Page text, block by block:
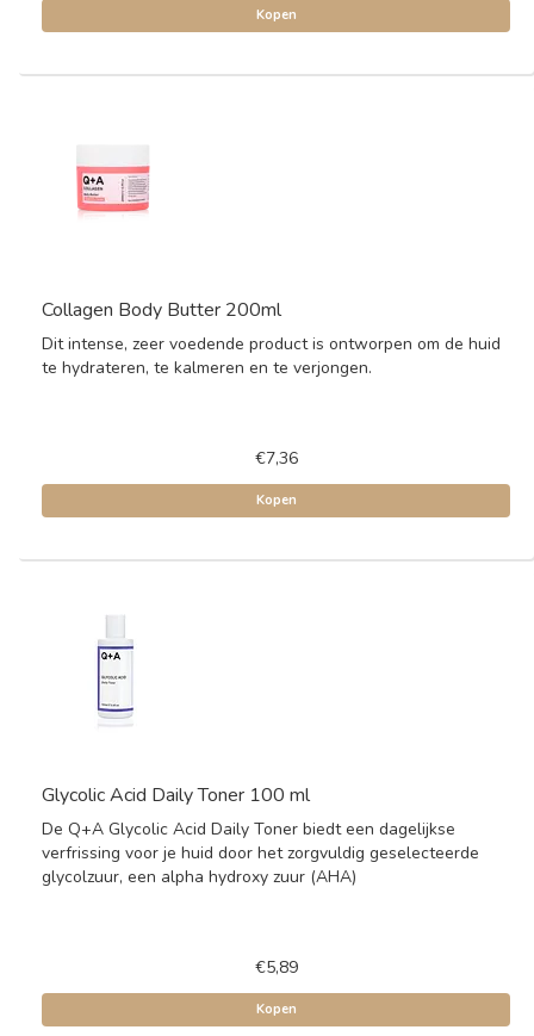
Kopen
Collagen Body Butter 200ml
Dit intense, zeer voedende product is ontworpen om de huid
te hydrateren, te kalmeren en te verjongen.
€7,36
Kopen
Glycolic Acid Daily Toner 100 ml
De Q+A Glycolic Acid Daily Toner biedt een dagelijkse
verfrissing voor je huid door het zorgvuldig geselecteerde
glycolzuur, een alpha hydroxy zuur (AHA)
€5,89
Kopen